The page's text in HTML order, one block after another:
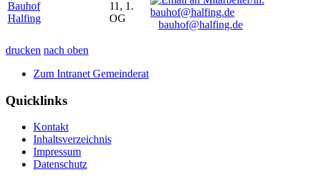
Bauhof
Halfing
11, 1.
OG
bauhof@halfing.de
drucken nach oben
Zum Intranet Gemeinderat
Quicklinks
Kontakt
Inhaltsverzeichnis
Impressum
Datenschutz